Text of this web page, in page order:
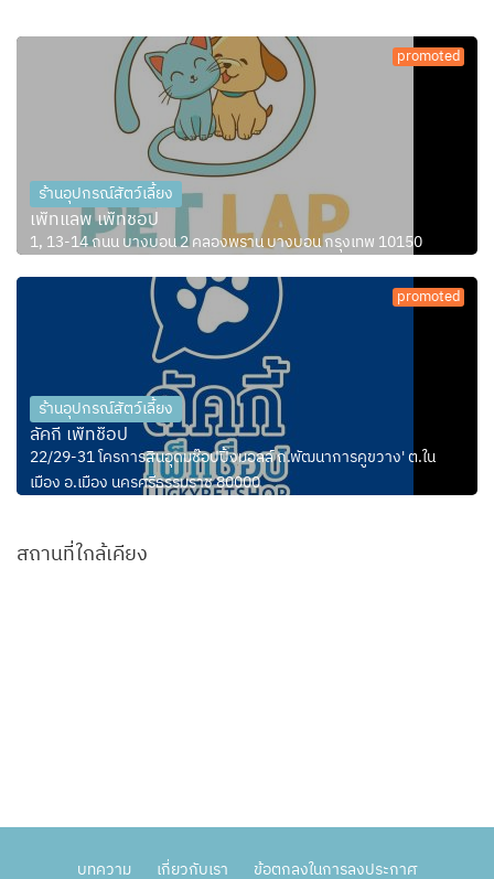
promoted
ร้านอุปกรณ์สัตว์เลี้ยง
เพ็ทแลพ เพ็ทชอป
1, 13-14 ถนน บางบอน 2 คลองพราน บางบอน กรุงเทพ 10150
promoted
ร้านอุปกรณ์สัตว์เลี้ยง
ลัคกี้ เพ็ทช็อป
22/29-31 โครการสินอุดมช๊อปปิ้งมอลล์ ถ.พัฒนาการคูขวาง' ต.ใน
เมือง อ.เมือง นครศรีธรรมราช 80000
สถานที่ใกล้เคียง
บทความ เกี่ยวกับเรา ข้อตกลงในการลงประกาศ